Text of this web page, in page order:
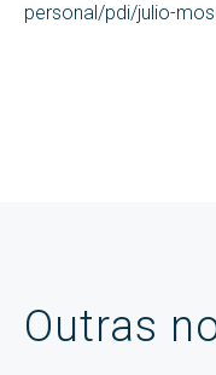
personal/pdi/julio-
Outras